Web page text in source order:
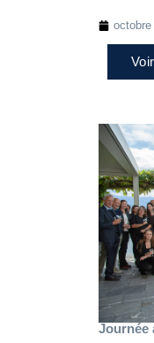
Journée